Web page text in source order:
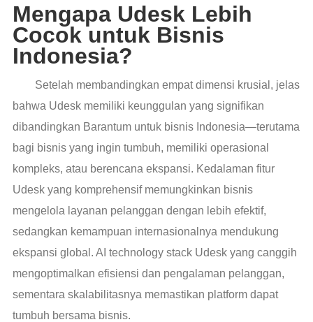
Mengapa Udesk Lebih
Cocok untuk Bisnis
Indonesia?
Setelah membandingkan empat dimensi krusial, jelas
bahwa Udesk memiliki keunggulan yang signifikan
dibandingkan Barantum untuk bisnis Indonesia—terutama
bagi bisnis yang ingin tumbuh, memiliki operasional
kompleks, atau berencana ekspansi. Kedalaman fitur
Udesk yang komprehensif memungkinkan bisnis
mengelola layanan pelanggan dengan lebih efektif,
sedangkan kemampuan internasionalnya mendukung
ekspansi global. AI technology stack Udesk yang canggih
mengoptimalkan efisiensi dan pengalaman pelanggan,
sementara skalabilitasnya memastikan platform dapat
tumbuh bersama bisnis.